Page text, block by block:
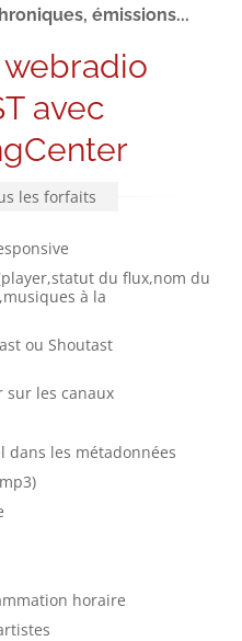
émissions...
avec
les forfaits
du flux,nom du
à la
ou Shoutast
sur les canaux
dans les métadonnées
horaire